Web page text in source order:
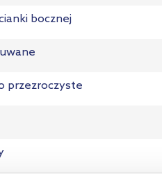
bocznej
przezroczyste